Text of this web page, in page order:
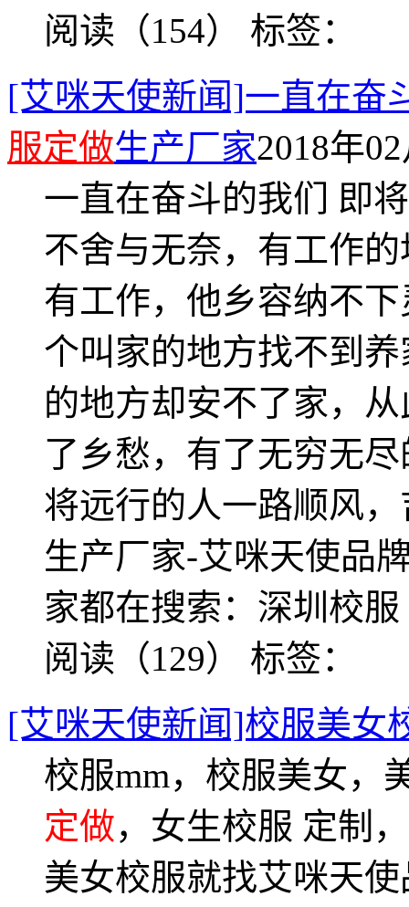
阅读（154） 标签：
[艾咪天使新闻]一直在奋
服定做生产厂家2018年
一直在奋斗的我们 即
不舍与无奈，有工作
有工作，他乡容纳不
个叫家的地方找不到
的地方却安不了家，
了乡愁，有了无穷无
将远行的人一路顺风
生产厂家-艾咪天使品
家都在搜索：深圳校
阅读（129） 标签：
[艾咪天使新闻]校服美女
校服mm，校服美女，
定做，女生校服 定制
美女校服就找艾咪天